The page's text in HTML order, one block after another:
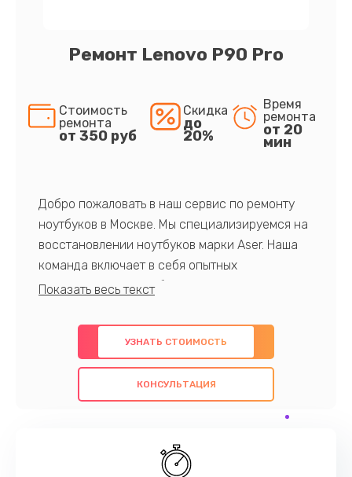
Ремонт Lenovo P90 Pro
Стоимость
ремонта
от 350 руб
Скидка
до
20%
Время
ремонта
от 20
мин
Добро пожаловать в наш сервис по ремонту
ноутбуков в Москве. Мы специализируемся на
восстановлении ноутбуков марки Aser. Наша
команда включает в себя опытных
профессионалов с обширными знаниями и
предлагаем быстрый и качественный ремонт с
использованием оригинальных компонентов, а
также гарантируем качество всех
проведенных работ. Наша цель - предоставить
наилучшим образом. Не медлите записаться на
УЗНАТЬ СТОИМОСТЬ
КОНСУЛЬТАЦИЯ